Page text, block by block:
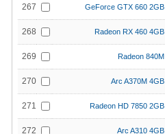
267 GeForce GTX 660 2GB
268 Radeon RX 460 4GB
269 Radeon 840M
270 Arc A370M 4GB
271 Radeon HD 7850 2GB
272 Arc A310 4GB